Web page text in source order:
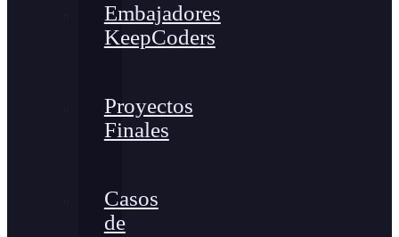
Embajadores
KeepCoders
Proyectos
Finales
Casos
de